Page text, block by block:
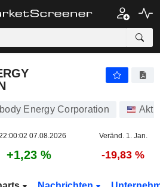
Energy Corporation
07.08.2026 Veränd. 1. Jan.
+1,23 % -19,83 %